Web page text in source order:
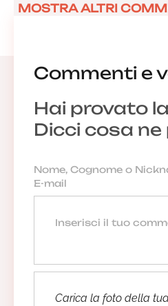
Commenti e
Hai provato
Dicci cosa ne
Carica la foto della
MOSTRA ALTRI